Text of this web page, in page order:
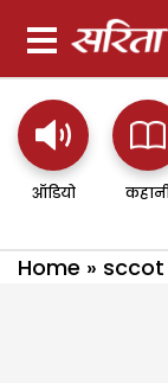
ऑडियो
Home »